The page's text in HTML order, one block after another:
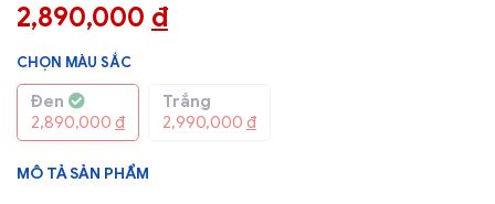
2,890,000 đ
CHỌN MÀU SẮC
Đen
2,890,000 đ
Trắng
2,990,000 đ
MÔ TẢ SẢN PHẨM